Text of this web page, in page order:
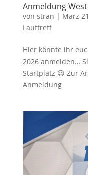
Anmeldung
von stran | März
Lauftreff
Hier könnte ihr
2026 anmelden…
Startplatz 😉 Zur
Anmeldung